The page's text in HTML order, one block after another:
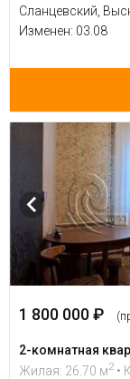
Сланцевский,
Изменен: 03.08
1 800 000 ₽
2-комнатная
Жилая: 26.70 м2 •